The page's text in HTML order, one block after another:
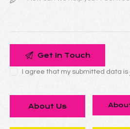
I agree that my submitted data is
About Us